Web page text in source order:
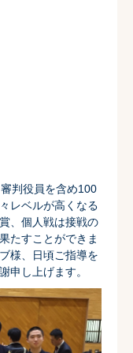
判役員を含め100
レベルが高くなる
、個人戦は接戦の
たすことができま
様、日頃ご指導を
申し上げます。